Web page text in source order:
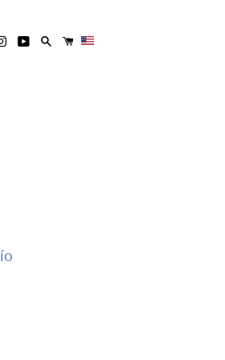
INSTAGRAM
YOUTUBE
BUSCARCARRITO